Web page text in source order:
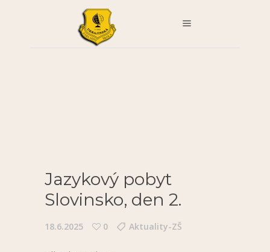
Jazykový pobyt
Slovinsko, den 2.
18.6.2025 0 Aktuality-ZŠ